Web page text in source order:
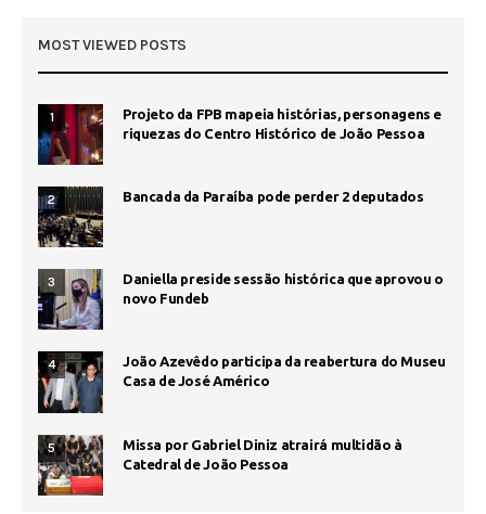
MOST VIEWED POSTS
1
Projeto da FPB mapeia histórias, personagens e
riquezas do Centro Histórico de João Pessoa
2 Bancada da Paraíba pode perder 2 deputados
3
Daniella preside sessão histórica que aprovou o
novo Fundeb
4
João Azevêdo participa da reabertura do Museu
Casa de José Américo
5
Missa por Gabriel Diniz atrairá multidão à
Catedral de João Pessoa